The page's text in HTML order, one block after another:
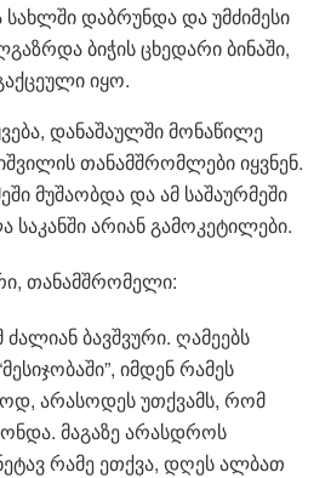
დაბრუნდა და უმძიმესი
ბიჭის ცხედარი ბინაში,
იყო.
დანაშაულში მონაწილე
თანამშრომლები იყვნენ.
მუშაობდა და ამ საშაურმეში
საკანში არიან გამოკეტილები.
თანამშრომელი:
ბავშვური. ღამეებს
იმდენ რამეს
არასოდეს უთქვამს, რომ
მაგაზე არასდროს
რამე ეთქვა, დღეს ალბათ